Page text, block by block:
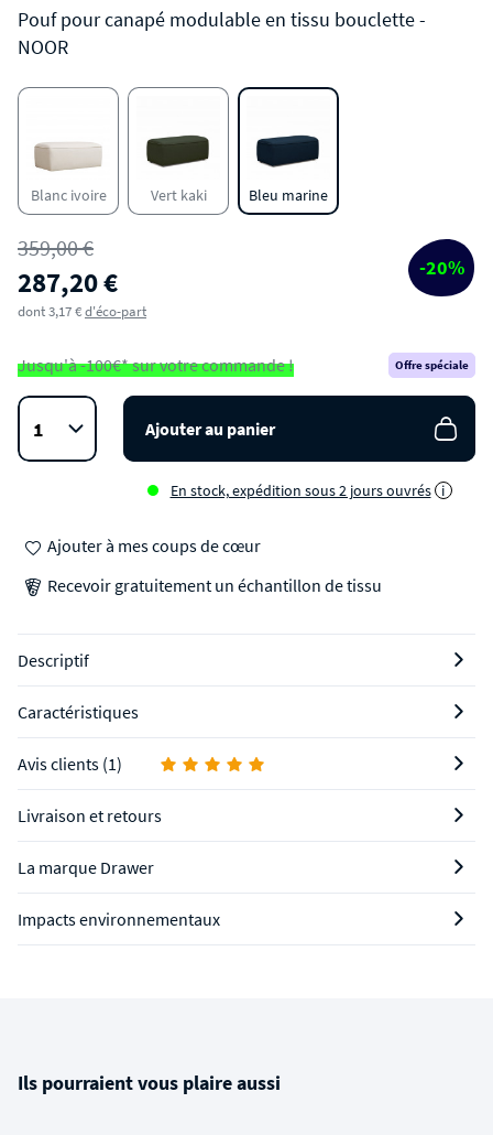
NOOR
Pouf pour canapé modulable en tissu bouclette
Blanc ivoire Vert kaki Bleu marine
359,00 €
287,20 € -20%
dont 3,17 €d'éco-part
Jusqu'à -100€* sur votre commande ! Offre spéciale
Ajouter au panier
En stock, expédition sous 2 jours ouvrés i
Ajouter à mes coups de cœur
Recevoir gratuitement un échantillon de tissu
Descriptif
Caractéristiques
Avis clients (1)
Livraison et retours
La marque Drawer
Impacts environnementaux
Ils pourraient vous plaire aussi